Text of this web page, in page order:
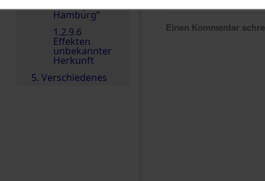
Hamburg“
1.2.9.6
Effekten
unbekannter
Herkunft
5. Verschiedenes
Einen Kommentar